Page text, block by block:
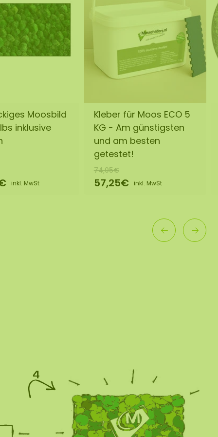
Moosbild
inklusive
inkl. MwSt
Kleber für Moos ECO 5
KG - Am günstigsten
und am besten
getestet!
74,05€
57,25€ inkl. MwSt